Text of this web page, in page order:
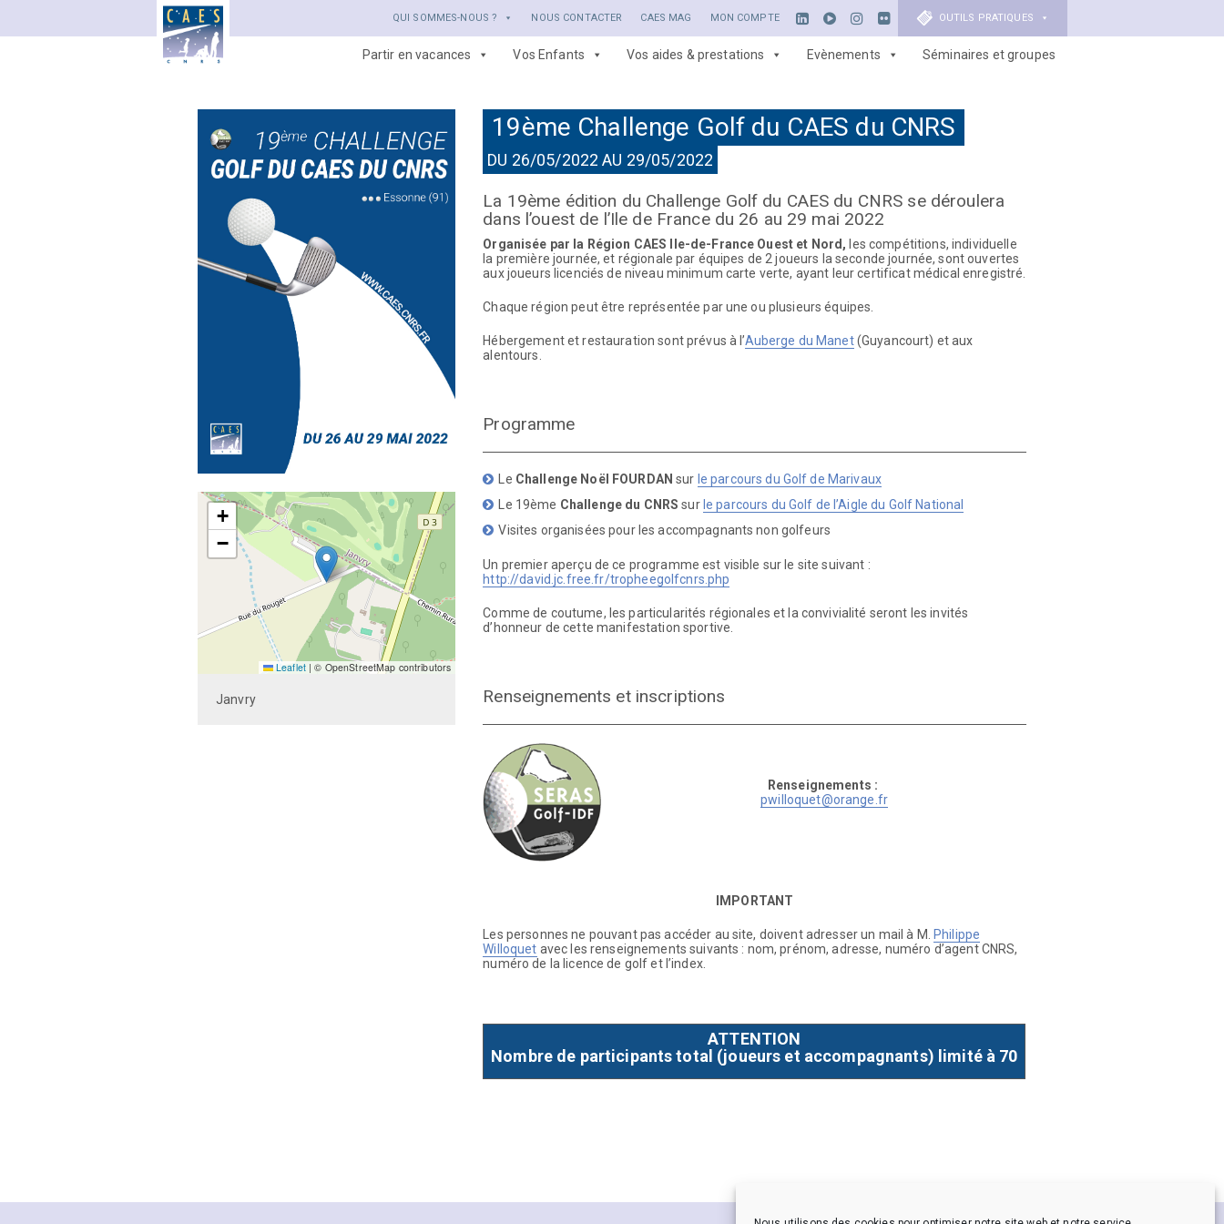
QUI SOMMES-NOUS ? NOUS CONTACTER CAES MAG MON COMPTE OUTILS PRATIQUES
Partir en vacances Vos Enfants Vos aides & prestations Evènements Séminaires et groupes
+
−
Leaflet | © OpenStreetMap contributors
Janvry
19ème Challenge Golf du CAES du CNRS
DU 26/05/2022 AU 29/05/2022
La 19ème édition du Challenge Golf du CAES du CNRS se déroulera
dans l’ouest de l’Ile de France du 26 au 29 mai 2022
Organisée par la Région CAES Ile-de-France Ouest et Nord, les compétitions, individuelle
la première journée, et régionale par équipes de 2 joueurs la seconde journée, sont ouvertes
aux joueurs licenciés de niveau minimum carte verte, ayant leur certificat médical enregistré.
Chaque région peut être représentée par une ou plusieurs équipes.
Hébergement et restauration sont prévus à l’Auberge du Manet(Guyancourt) et aux
alentours.
Programme
Le Challenge Noël FOURDAN sur le parcours du Golf de Marivaux
Le 19ème Challenge du CNRSsur le parcours du Golf de l’Aigle du Golf National
Visites organisées pour les accompagnants non golfeurs
Un premier aperçu de ce programme est visible sur le site suivant :
http://david.jc.free.fr/tropheegolfcnrs.php
Comme de coutume, les particularités régionales et la convivialité seront les invités
d’honneur de cette manifestation sportive.
Renseignements et inscriptions
Renseignements :
pwilloquet@orange.fr
IMPORTANT
Les personnes ne pouvant pas accéder au site, doivent adresser un mail à M.
Philippe
Willoquet avec les renseignements suivants : nom, prénom, adresse, numéro d’agent CNRS,
numéro de la licence de golf et l’index.
ATTENTION
Nombre de participants total (joueurs et accompagnants) limité à 70